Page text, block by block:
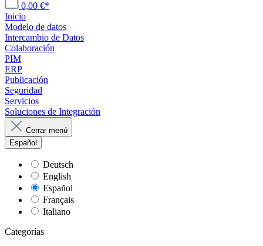
0,00 €*
Inicio
Modelo de datos
Intercambio de Datos
Colaboración
PIM
ERP
Publicación
Seguridad
Servicios
Soluciones de Integración
Cerrar menú
Español
Deutsch
English
Español
Français
Italiano
Categorías